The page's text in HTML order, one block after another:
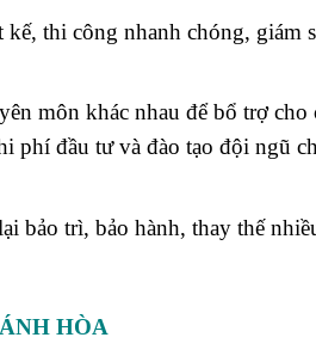
thi công nhanh chóng, giám
môn khác nhau để bổ trợ cho
phí đầu tư và đào tạo đội ngũ
bảo trì, bảo hành, thay thế
HÒA